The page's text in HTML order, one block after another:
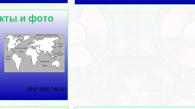
и фото
30 07 2026 7:40:30